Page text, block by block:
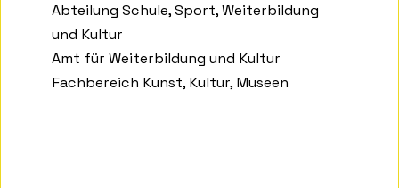
Abteilung Schule, Sport, Weiterbildung
und Kultur
Amt für Weiterbildung und Kultur
Fachbereich Kunst, Kultur, Museen